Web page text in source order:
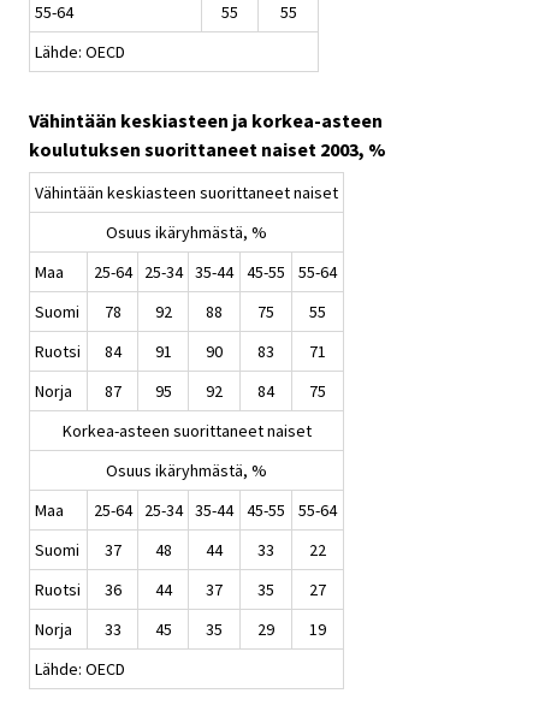
55-64
55
55
Lähde: OECD
Vähintään keskiasteen ja korkea-asteen
koulutuksen suorittaneet naiset 2003, %
Vähintään keskiasteen suorittaneet naiset
Osuus ikäryhmästä, %
Maa
25-64 25-34 35-44 45-55
55-64
Suomi
78 92 88 75
55
Ruotsi
84 91 90 83
71
Norja
87 95 92 84
75
Korkea-asteen suorittaneet naiset
Osuus ikäryhmästä, %
Maa
25-64 25-34 35-44 45-55
55-64
Suomi
37 48 44 33
22
Ruotsi
36 44 37 35
27
Norja
33 45 35 29
19
Lähde: OECD